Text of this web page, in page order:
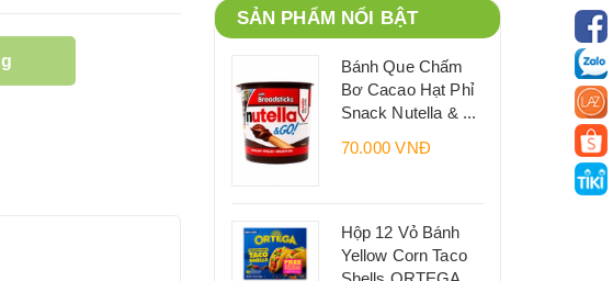
SẢN PHẨM NỔI BẬT
Bánh Que Chấm
Bơ Cacao Hạt Phỉ
Snack Nutella & ...
70.000 VNĐ
Hộp 12 Vỏ Bánh
Yellow Corn Taco